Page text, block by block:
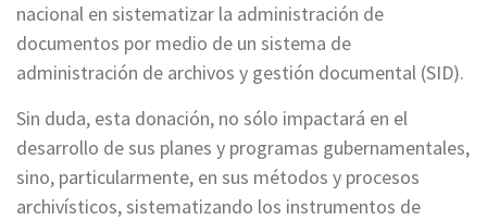
nacional en sistematizar la administración de
documentos por medio de un sistema de
administración de archivos y gestión documental (SID).
Sin duda, esta donación, no sólo impactará en el
desarrollo de sus planes y programas gubernamentales,
sino, particularmente, en sus métodos y procesos
archivísticos, sistematizando los instrumentos de